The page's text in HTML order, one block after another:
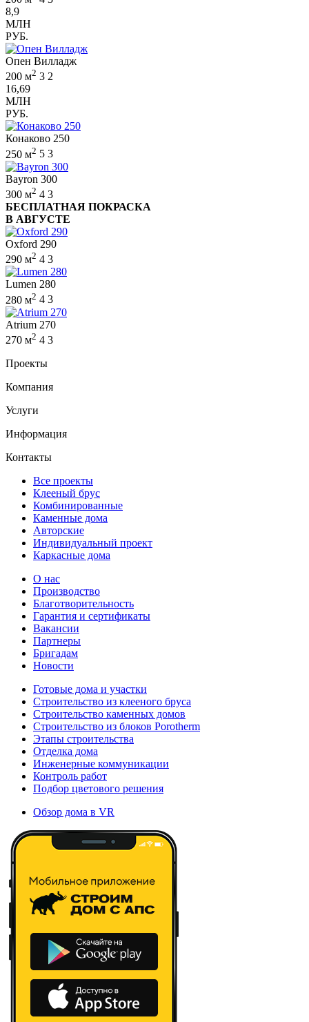
8,9
МЛН
РУБ.
Опен Вилладж
200 м2 3 2
16,69
МЛН
РУБ.
Конаково 250
250 м2 5 3
Bayron 300
300 м2 4 3
БЕСПЛАТНАЯ ПОКРАСКА
В АВГУСТЕ
Oxford 290
290 м2 4 3
Lumen 280
280 м2 4 3
Atrium 270
270 м2 4 3
Проекты
Компания
Услуги
Информация
Контакты
Все проекты
Клееный брус
Комбинированные
Каменные дома
Авторские
Индивидуальный проект
Каркасные дома
О нас
Производство
Благотворительность
Гарантия и сертификаты
Вакансии
Партнеры
Бригадам
Новости
Готовые дома и участки
Строительство из клееного бруса
Строительство каменных домов
Строительство из блоков Porotherm
Этапы строительства
Отделка дома
Инженерные коммуникации
Контроль работ
Подбор цветового решения
Обзор дома в VR